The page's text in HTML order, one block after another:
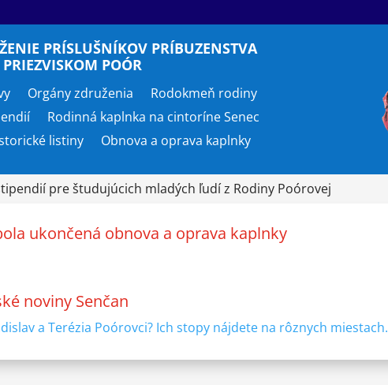
PRÍSLUŠNÍKOV PRÍBUZENSTVA
PRIEZVISKOM POÓR
Orgány združenia
Rodokmeň rodiny
Rodinná kaplnka na cintoríne Senec
listiny Obnova a oprava kaplnky
pre študujúcich mladých ľudí z Rodiny Poórovej
ukončená obnova a oprava kaplnky
noviny Senčan
a Terézia Poórovci? Ich stopy nájdete na rôznych miestach.